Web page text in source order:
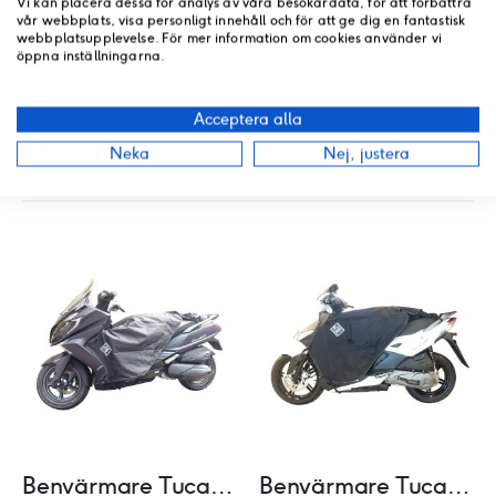
RECENSIONER
Benvärmare Tucano Urbano Kymco Downtown 350i Benvärmare Tucano Urbano Kymco Agility 16+
vår webbplats, visa personligt innehåll och för att ge dig en fantastisk
webbplatsupplevelse. För mer information om cookies använder vi
öppna inställningarna.
Acceptera alla
Neka
Nej, justera